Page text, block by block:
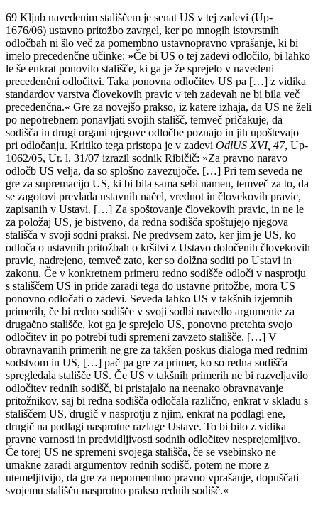
69 Kljub navedenim stališčem je senat US v tej zadevi (Up-
1676/06) ustavno pritožbo zavrgel, ker po mnogih istovrstnih
odločbah ni šlo več za pomembno ustavnopravno vprašanje, ki bi
imelo precedenčne učinke: »Če bi US o tej zadevi odločilo, bi lahko
le še enkrat ponovilo stališče, ki ga je že sprejelo v navedeni
precedenčni odločitvi. Taka ponovna odločitev US pa […] z vidika
standardov varstva človekovih pravic v teh zadevah ne bi bila več
precedenčna.« Gre za novejšo prakso, iz katere izhaja, da US ne želi
po nepotrebnem ponavljati svojih stališč, temveč pričakuje, da
sodišča in drugi organi njegove odločbe poznajo in jih upoštevajo
pri odločanju. Kritiko tega pristopa je v zadevi OdlUS XVI, 47, Up-
1062/05, Ur. l. 31/07 izrazil sodnik Ribičič: »Za pravno naravo
odločb US velja, da so splošno zavezujoče. […] Pri tem seveda ne
gre za supremacijo US, ki bi bila sama sebi namen, temveč za to, da
se zagotovi prevlada ustavnih načel, vrednot in človekovih pravic,
zapisanih v Ustavi. […] Za spoštovanje človekovih pravic, in ne le
za položaj US, je bistveno, da redna sodišča spoštujejo njegova
stališča v svoji sodni praksi. Ne predvsem zato, ker jim je US, ko
odloča o ustavnih pritožbah o kršitvi z Ustavo določenih človekovih
pravic, nadrejeno, temveč zato, ker so dolžna soditi po Ustavi in
zakonu. Če v konkretnem primeru redno sodišče odloči v nasprotju
s stališčem US in pride zaradi tega do ustavne pritožbe, mora US
ponovno odločati o zadevi. Seveda lahko US v takšnih izjemnih
primerih, če bi redno sodišče v svoji sodbi navedlo argumente za
drugačno stališče, kot ga je sprejelo US, ponovno pretehta svojo
odločitev in po potrebi tudi spremeni zavzeto stališče. […] V
obravnavanih primerih ne gre za takšen poskus dialoga med rednim
sodstvom in US, […] pač pa gre za primer, ko so redna sodišča
spregledala stališče US. Če US v takšnih primerih ne bi razveljavilo
odločitev rednih sodišč, bi pristajalo na neenako obravnavanje
pritožnikov, saj bi redna sodišča odločala različno, enkrat v skladu s
stališčem US, drugič v nasprotju z njim, enkrat na podlagi ene,
drugič na podlagi nasprotne razlage Ustave. To bi bilo z vidika
pravne varnosti in predvidljivosti sodnih odločitev nesprejemljivo.
Če torej US ne spremeni svojega stališča, če se vsebinsko ne
umakne zaradi argumentov rednih sodišč, potem ne more z
utemeljitvijo, da gre za nepomembno pravno vprašanje, dopuščati
svojemu stališču nasprotno prakso rednih sodišč.«